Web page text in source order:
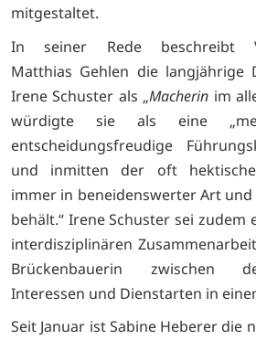
mitgestaltet.
In seiner Rede beschreibt
Matthias Gehlen die langjährige
Irene Schuster als „Macherin im
würdigte sie als eine
entscheidungsfreudige
und inmitten der oft
immer in beneidenswerter Art und
behält.“ Irene Schuster sei zudem
interdisziplinären
Brückenbauerin zwischen
Interessen und Dienstarten in
Seit Januar ist Sabine Heberer die